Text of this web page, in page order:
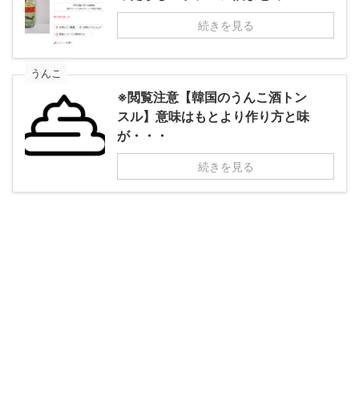
続きを見る
うんこ
※閲覧注意【韓国のうんこ酒トン
スル】意味はもとより作り方と味
が・・・
続きを見る